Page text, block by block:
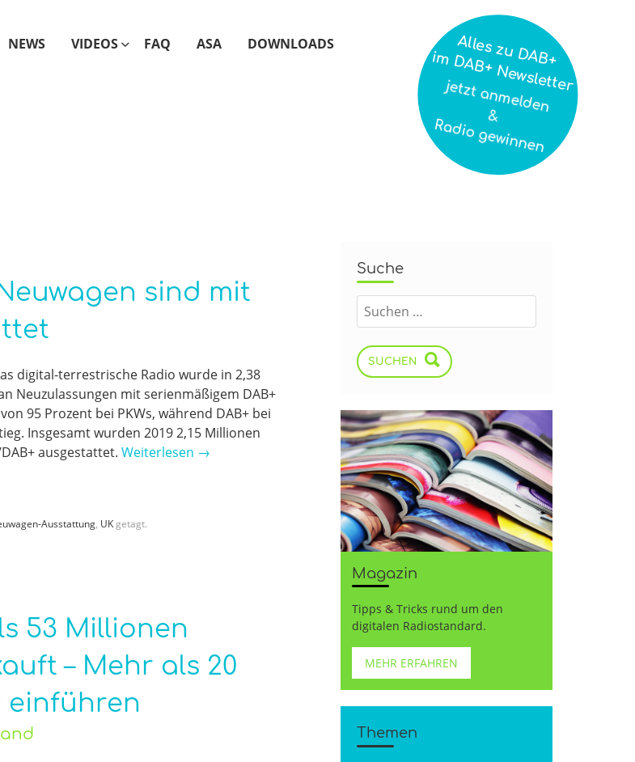
NEWS VIDEOS FAQ ASA DOWNLOADS
sind mit
digital-terrestrische Radio wurde in 2,38
Neuzulassungen mit serienmäßigem DAB+
95 Prozent bei PKWs, während DAB+ bei
Insgesamt wurden 2019 2,15 Millionen
ausgestattet. Weiterlesen →
Ausstattung, UK getagt.
53 Millionen
– Mehr als 20
einführen
Suche
SUCHEN
Magazin
Tipps & Tricks rund um den
digitalen Radiostandard.
MEHR ERFAHREN
Themen
Alles zu DAB+
im DAB+ Newsletter
jetzt anmelden
&
Radio gewinnen